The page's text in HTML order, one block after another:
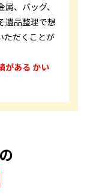
、バッグ、
遺品整理で想
ただくことが
がある かい